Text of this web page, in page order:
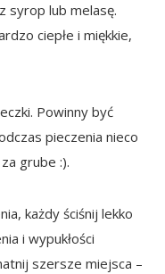
syrop lub melasę.
ciepłe i miękkie,
Powinny być
pieczenia nieco
grube :).
każdy ściśnij lekko
i wypukłości
szersze miejsca –